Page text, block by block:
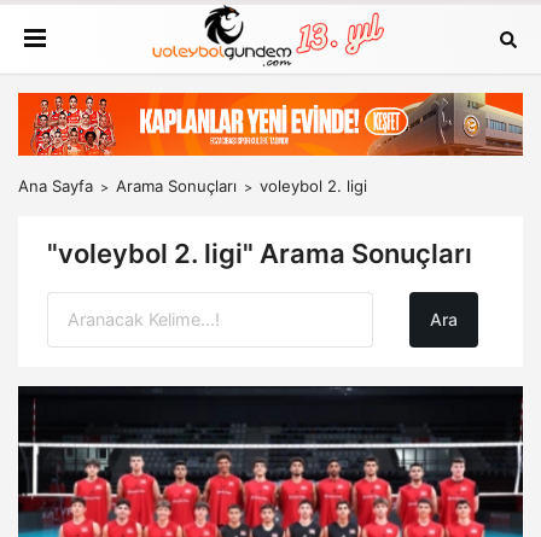
Ana Sayfa Arama Sonuçları voleybol 2. ligi
"voleybol 2. ligi" Arama Sonuçları